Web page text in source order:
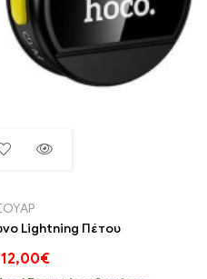
Lightning Πέτου
12,00€